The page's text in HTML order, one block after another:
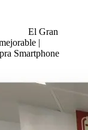
El Gran
|
Smartphone